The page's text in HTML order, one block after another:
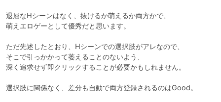
退屈なHシーンはなく、抜けるか萌えるか両方かで、
萌えエロゲーとして優秀だと思います。
ただ先述したとおり、Hシーンでの選択肢がアレなので、
そこで引っかかって萎えることのないよう、
深く追求せず即クリックすることが必要かもしれません。
選択肢に関係なく、差分も自動で両方登録されるのはGood。